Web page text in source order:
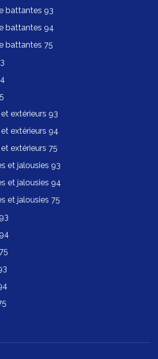
battantes 93
battantes 94
battantes 75
extérieurs 93
extérieurs 94
extérieurs 75
et jalousies 93
et jalousies 94
et jalousies 75